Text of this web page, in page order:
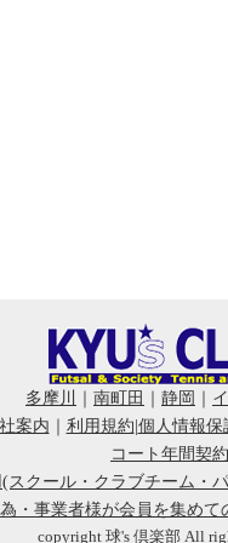
多摩川 南町田 静岡
案内
利用規約 個人情報保
コート年間契約
スクール・クラブチーム・
・事業者様が会員を集め
copyright 球's 倶楽部 All